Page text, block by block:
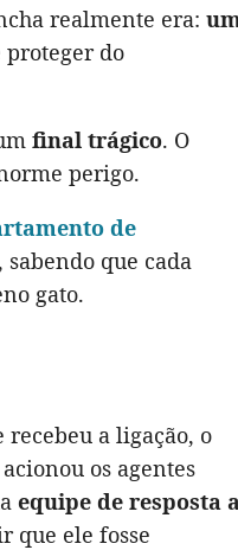
realmente era:
proteger do
final trágico. O
perigo.
de
sabendo que cada
gato.
recebeu a ligação, o
acionou os agentes
equipe de resposta
que ele fosse